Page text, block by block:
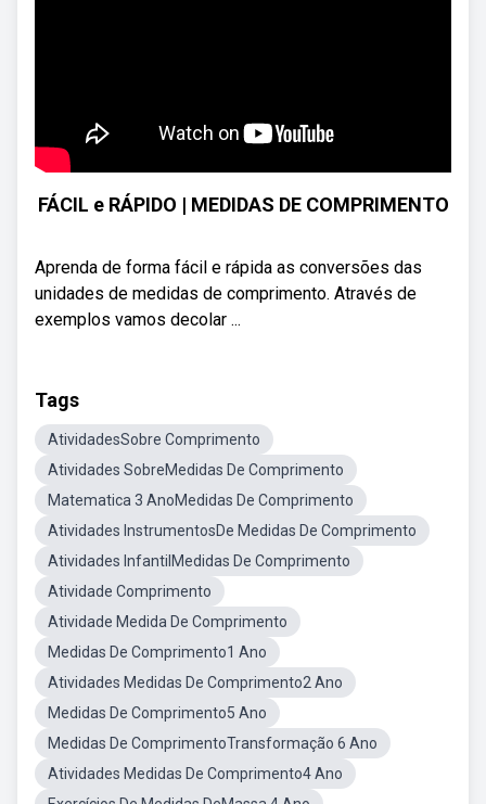
FÁCIL e RÁPIDO | MEDIDAS DE COMPRIMENTO
Aprenda de forma fácil e rápida as conversões das
unidades de medidas de comprimento. Através de
exemplos vamos decolar ...
Tags
AtividadesSobre Comprimento
Atividades SobreMedidas De Comprimento
Matematica 3 AnoMedidas De Comprimento
Atividades InstrumentosDe Medidas De Comprimento
Atividades InfantilMedidas De Comprimento
Atividade Comprimento
Atividade Medida De Comprimento
Medidas De Comprimento1 Ano
Atividades Medidas De Comprimento2 Ano
Medidas De Comprimento5 Ano
Medidas De ComprimentoTransformação 6 Ano
Atividades Medidas De Comprimento4 Ano